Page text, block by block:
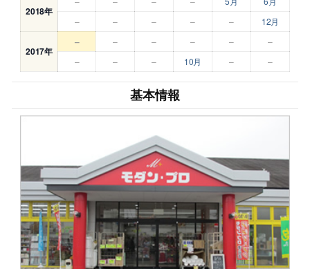
2018年
–
– – – – 12月
2017年
– – – – –
–
–
– – 10月 – –
基本情報